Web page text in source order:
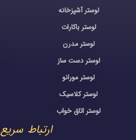
لوستر آشپزخانه
لوستر باکارات
لوستر مدرن
لوستر دست ساز
لوستر مورانو
لوستر کلاسیک
لوستر اتاق خواب
ارتباط سریع